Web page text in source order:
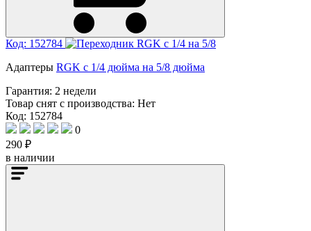
Код: 152784
Адаптеры RGK с 1/4 дюйма на 5/8 дюйма
Гарантия: 2 недели
Товар снят с производства: Нет
Код: 152784
0
290 ₽
в наличии